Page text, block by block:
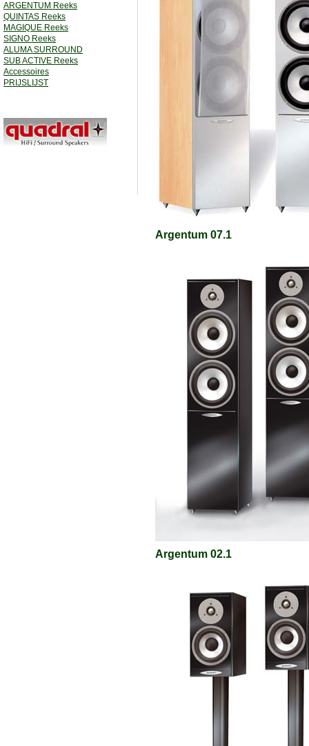
ARGENTUM Reeks
QUINTAS Reeks
MAGIQUE Reeks
SIGNO Reeks
ALUMA SURROUND
SUB ACTIVE Reeks
Accessoires
PRIJSLIJST
Argentum 07.1
Argentum 02.1